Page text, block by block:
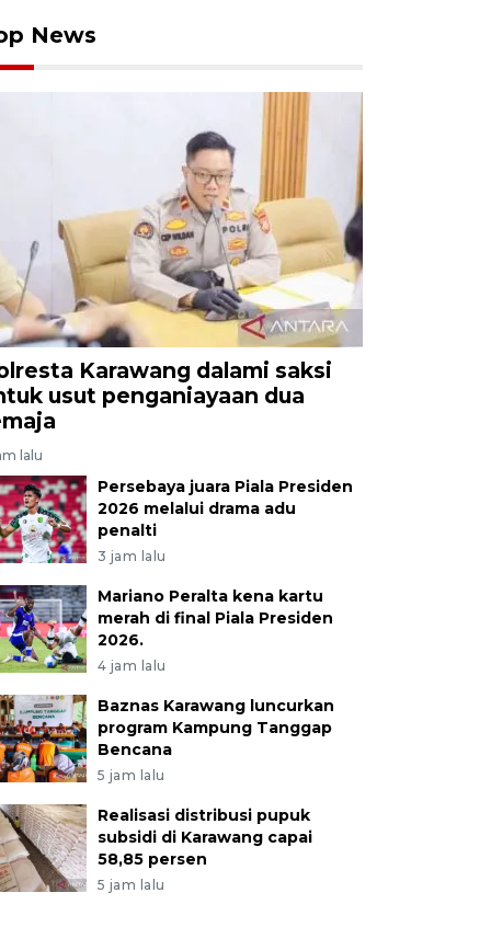
News
Karawang dalami saksi
usut penganiayaan dua
lalu
Persebaya juara Piala Presiden
2026 melalui drama adu
penalti
3 jam lalu
Mariano Peralta kena kartu
merah di final Piala Presiden
2026.
4 jam lalu
Baznas Karawang luncurkan
program Kampung Tanggap
Bencana
5 jam lalu
Realisasi distribusi pupuk
subsidi di Karawang capai
58,85 persen
5 jam lalu